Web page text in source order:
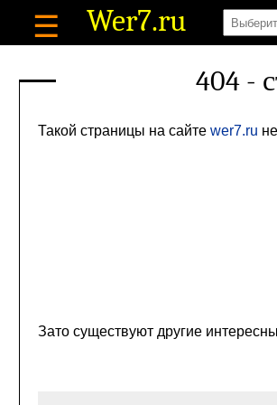
☰ Wer7.ru
404 -
Такой страницы на сайте wer7.ru
Зато существуют другие